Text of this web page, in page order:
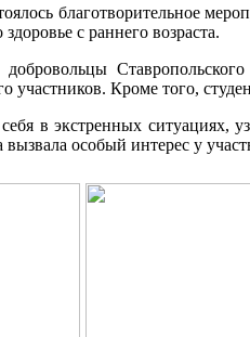
благотворительное
с раннего возраста.
участников. Кроме того,
в экстренных
особый интерес у